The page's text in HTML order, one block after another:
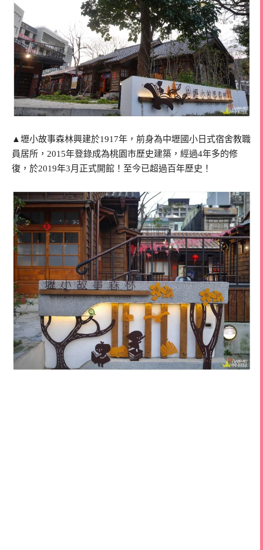
▲壢小故事森林興建於1917年，前身為中壢國小日式宿舍教職
員居所，2015年登錄成為桃園市歷史建築，經過4年多的修
復，於2019年3月正式開館！至今已超過百年歷史！